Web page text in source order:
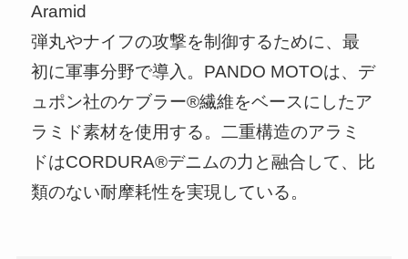
Aramid
弾丸やナイフの攻撃を制御するために、最
初に軍事分野で導入。PANDO MOTOは、デ
ュポン社のケブラー®繊維をベースにしたア
ラミド素材を使用する。二重構造のアラミ
ドはCORDURA®デニムの力と融合して、比
類のない耐摩耗性を実現している。